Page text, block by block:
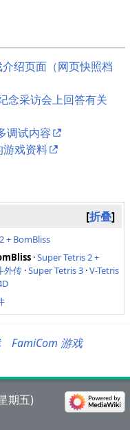
绍页面（网页快照档
念采访会上回答有关
调试内容
戏资料
折叠
+ BomBliss
·Super Tetris 2 +
外传 ·Super Tetris 3 ·V-Tetris
FamiCom 游戏
期五)